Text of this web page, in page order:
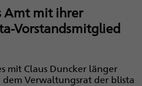
Amt mit ihrer
Vorstandsmitglied
mit Claus Duncker länger
Verwaltungsrat der blista